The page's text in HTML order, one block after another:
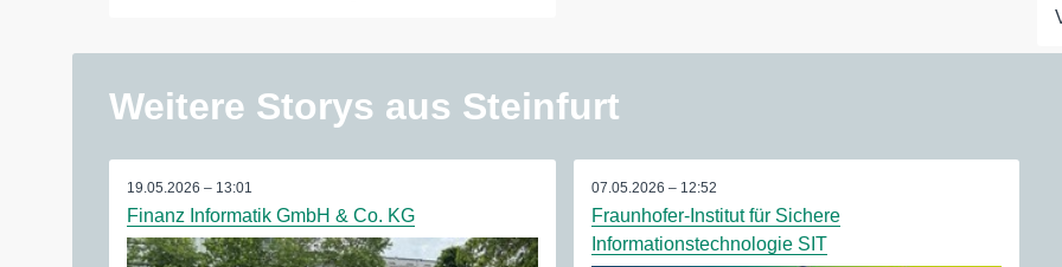
Weitere Storys aus Steinfurt
19.05.2026 – 13:01
Finanz Informatik GmbH & Co. KG
07.05.2026 – 12:52
Fraunhofer-Institut für Sichere
Informationstechnologie SIT